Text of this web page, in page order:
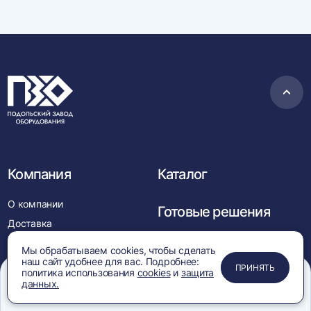
ЗАКРЫТЬ
ЗАКРЫТЬ
ЗАКРЫТЬ
Мы обрабатываем cookies, чтобы сделать
наш сайт удобнее для вас. Подробнее:
политика использования cookiesи защита
данных.
ПРИНЯТЬ
в
Компания
О компании
Доставка
Сервисная служба
Стать дилером
Вакансии
Новости
Каталог
Готовые решения
Контакты
+7 (499) 390-05-55